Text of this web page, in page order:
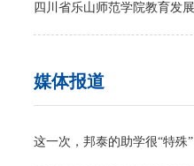
媒体报道
这一次，邦泰的助学很“特殊”